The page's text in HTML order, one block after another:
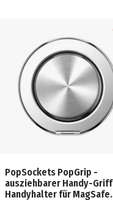
PopSockets PopGrip -
ausziehbarer Handy-Griff
Handyhalter für MagSafe